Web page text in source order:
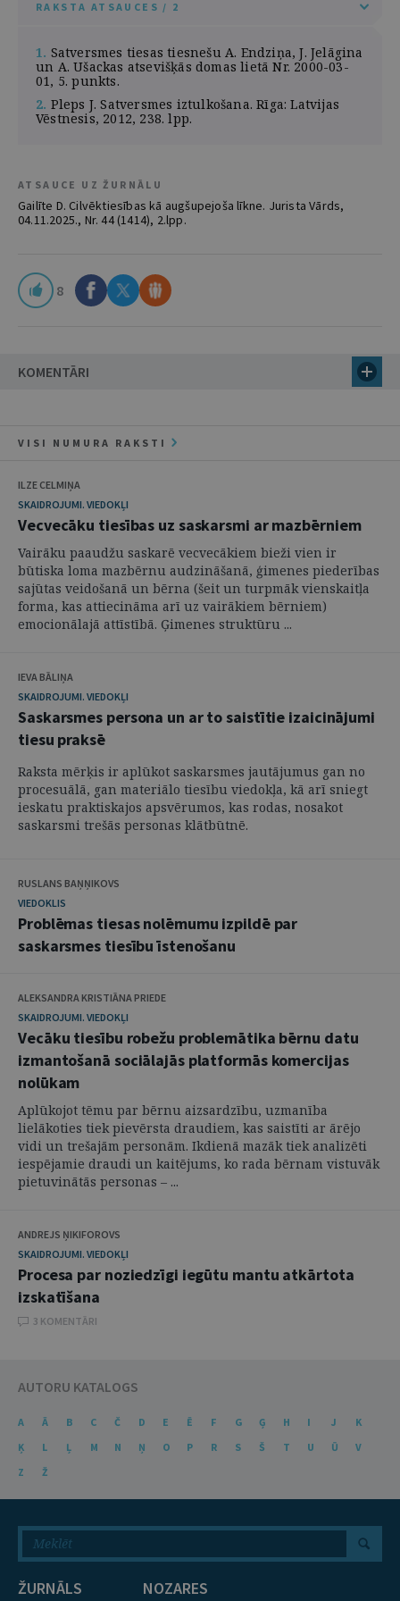
RAKSTA ATSAUCES / 2
1. Satversmes tiesas tiesnešu A. Endziņa, J. Jelāgina
un A. Ušackas atsevišķās domas lietā Nr. 2000-03-
01, 5. punkts.
2. Pleps J. Satversmes iztulkošana. Rīga: Latvijas
Vēstnesis, 2012, 238. lpp.
ATSAUCE UZ ŽURNĀLU
Gailīte D. Cilvēktiesības kā augšupejoša līkne. Jurista Vārds,
04.11.2025., Nr. 44 (1414), 2.lpp.
8
KOMENTĀRI
VISI NUMURA RAKSTI
ILZE CELMIŅA
SKAIDROJUMI. VIEDOKĻI
Vecvecāku tiesības uz saskarsmi ar mazbērniem
Vairāku paaudžu saskarē vecvecākiem bieži vien ir
būtiska loma mazbērnu audzināšanā, ģimenes piederības
sajūtas veidošanā un bērna (šeit un turpmāk vienskaitļa
forma, kas attiecināma arī uz vairākiem bērniem)
emocionālajā attīstībā. Ģimenes struktūru ...
IEVA BĀLIŅA
SKAIDROJUMI. VIEDOKĻI
Saskarsmes persona un ar to saistītie izaicinājumi
tiesu praksē
Raksta mērķis ir aplūkot saskarsmes jautājumus gan no
procesuālā, gan materiālo tiesību viedokļa, kā arī sniegt
ieskatu praktiskajos apsvērumos, kas rodas, nosakot
saskarsmi trešās personas klātbūtnē.
RUSLANS BAŅŅIKOVS
VIEDOKLIS
Problēmas tiesas nolēmumu izpildē par
saskarsmes tiesību īstenošanu
ALEKSANDRA KRISTIĀNA PRIEDE
SKAIDROJUMI. VIEDOKĻI
Vecāku tiesību robežu problemātika bērnu datu
izmantošanā sociālajās platformās komercijas
nolūkam
Aplūkojot tēmu par bērnu aizsardzību, uzmanība
lielākoties tiek pievērsta draudiem, kas saistīti ar ārējo
vidi un trešajām personām. Ikdienā mazāk tiek analizēti
iespējamie draudi un kaitējums, ko rada bērnam vistuvāk
pietuvinātās personas – ...
ANDREJS ŅIKIFOROVS
SKAIDROJUMI. VIEDOKĻI
Procesa par noziedzīgi iegūtu mantu atkārtota
izskatīšana
3 KOMENTĀRI
AUTORU KATALOGS
A Ā B C Č D E Ē F G Ģ H I J
K
Ķ
L Ļ M N Ņ O P R S Š T U Ū
V
Z
Ž
ŽURNĀLS NOZARES